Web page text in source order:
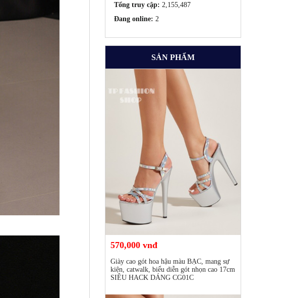
Tổng truy cập: 2,155,487
Đang online: 2
SẢN PHẨM
570,000 vnđ
Giày cao gót hoa hậu màu BẠC, mang sự
kiện, catwalk, biểu diễn gót nhọn cao 17cm
SIÊU HACK DÁNG CG01C